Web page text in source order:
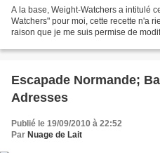
A la base, Weight-Watchers a intitulé
Watchers" pour moi, cette recette n'a
raison que je me suis permise de
Escapade Normande;
Adresses
Publié le 19/09/2010 à 22:52
Par Nuage de Lait